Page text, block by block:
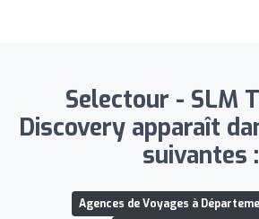
Selectour - SLM
Discovery apparaît
suivantes :
Agences de Voyages à